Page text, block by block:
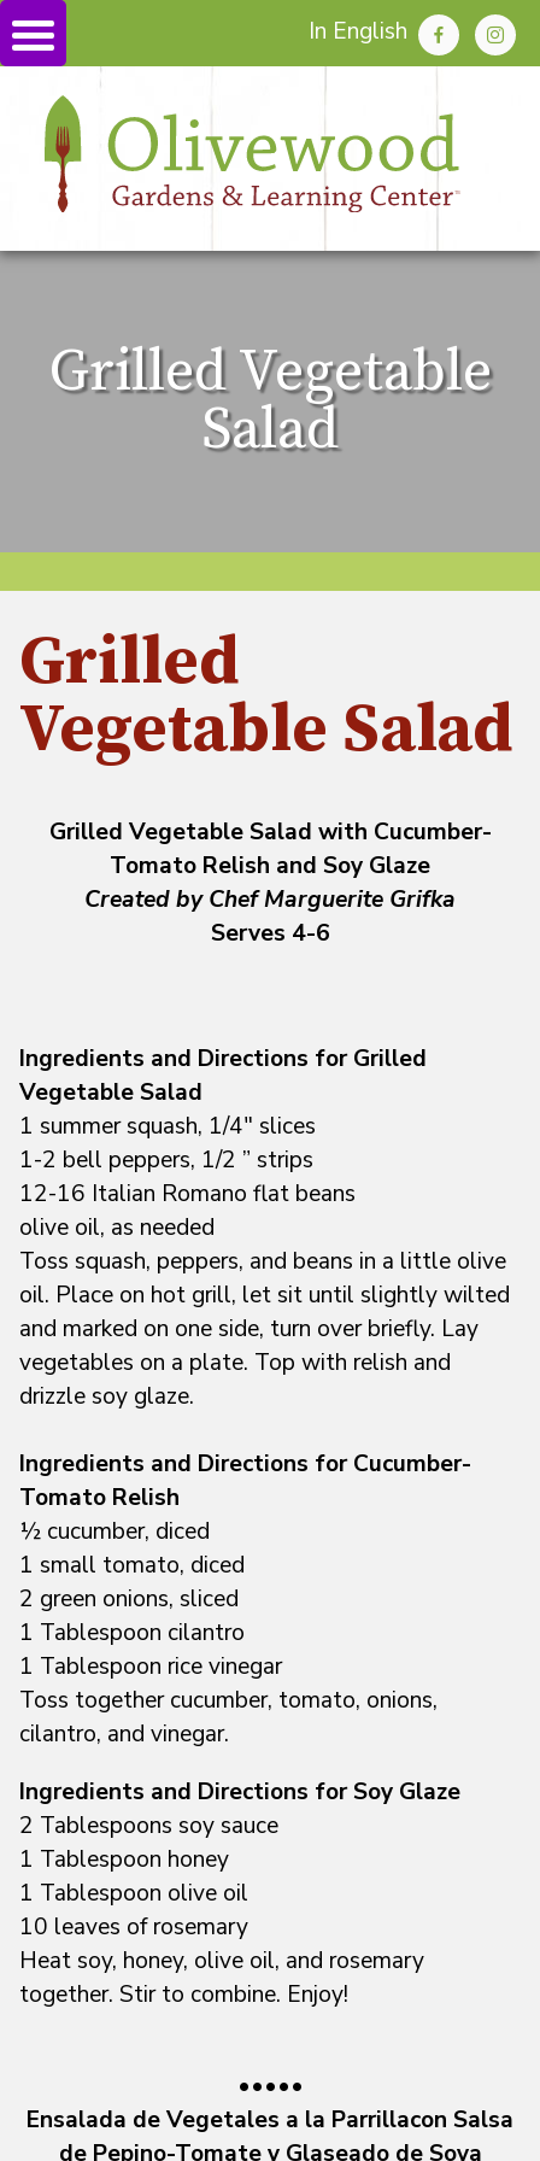
In English
Grilled Vegetable
Salad
Grilled
Vegetable Salad
Grilled Vegetable Salad with Cucumber-
Tomato Relish and Soy Glaze
Created by Chef Marguerite Grifka
Serves 4-6
Ingredients and Directions for Grilled
Vegetable Salad
1 summer squash, 1/4″ slices
1-2 bell peppers, 1/2 ” strips
12-16 Italian Romano flat beans
olive oil, as needed
Toss squash, peppers, and beans in a little olive
oil. Place on hot grill, let sit until slightly wilted
and marked on one side, turn over briefly. Lay
vegetables on a plate. Top with relish and
drizzle soy glaze.
Ingredients and Directions for Cucumber-
Tomato Relish
½ cucumber, diced
1 small tomato, diced
2 green onions, sliced
1 Tablespoon cilantro
1 Tablespoon rice vinegar
Toss together cucumber, tomato, onions,
cilantro, and vinegar.
Ingredients and Directions for Soy Glaze
2 Tablespoons soy sauce
1 Tablespoon honey
1 Tablespoon olive oil
10 leaves of rosemary
Heat soy, honey, olive oil, and rosemary
together. Stir to combine. Enjoy!
•••••
Ensalada de Vegetales a la Parrillacon Salsa
de Pepino-Tomate y Glaseado de Soya